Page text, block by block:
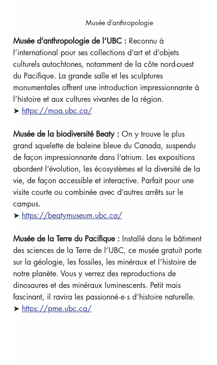
Musée d’anthropologie
Musée d’anthropologie de l’UBC : Reconnu à
l’international pour ses collections d’art et d’objets
culturels autochtones, notamment de la côte nord-ouest
du Pacifique. La grande salle et les sculptures
monumentales offrent une introduction impressionnante à
l’histoire et aux cultures vivantes de la région.
➤ https://moa.ubc.ca/
Musée de la biodiversité Beaty : On y trouve le plus
grand squelette de baleine bleue du Canada, suspendu
de façon impressionnante dans l’atrium. Les expositions
abordent l’évolution, les écosystèmes et la diversité de la
vie, de façon accessible et interactive. Parfait pour une
visite courte ou combinée avec d’autres arrêts sur le
campus.
➤ https://beatymuseum.ubc.ca/
Musée de la Terre du Pacifique : Installé dans le bâtiment
des sciences de la Terre de l’UBC, ce musée gratuit porte
sur la géologie, les fossiles, les minéraux et l’histoire de
notre planète. Vous y verrez des reproductions de
dinosaures et des minéraux luminescents. Petit mais
fascinant, il ravira les passionné·e·s d’histoire naturelle.
➤ https://pme.ubc.ca/